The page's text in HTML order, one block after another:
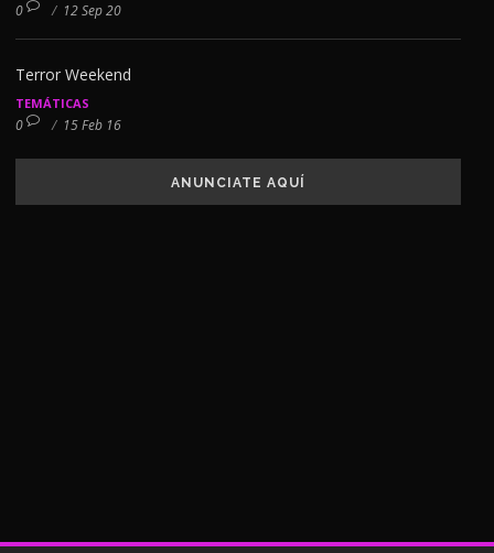
0 / 12 Sep 20
Terror Weekend
TEMÁTICAS
0 / 15 Feb 16
ANUNCIATE AQUÍ